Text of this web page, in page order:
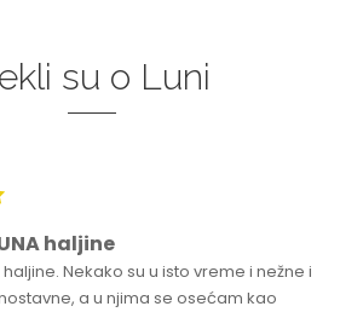
su o Luni
haljine
Nekako su u isto vreme i nežne i
a u njima se osećam kao